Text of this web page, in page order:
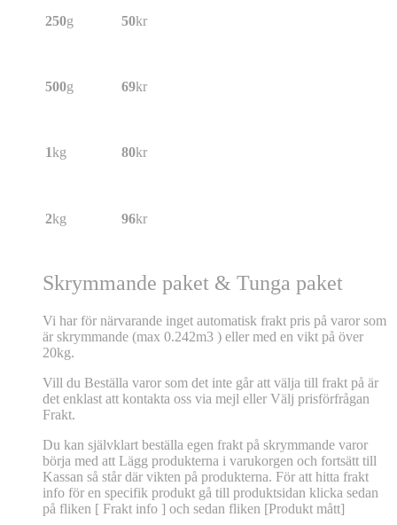
250g 50kr
500g 69kr
1kg 80kr
2kg 96kr
Skrymmande paket & Tunga paket
Vi har för närvarande inget automatisk frakt pris på varor som
är skrymmande (max 0.242m3 ) eller med en vikt på över
20kg.
Vill du Beställa varor som det inte går att välja till frakt på är
det enklast att kontakta oss via mejl eller Välj prisförfrågan
Frakt.
Du kan självklart beställa egen frakt på skrymmande varor
börja med att Lägg produkterna i varukorgen och fortsätt till
Kassan så står där vikten på produkterna. För att hitta frakt
info för en specifik produkt gå till produktsidan klicka sedan
på fliken [ Frakt info ] och sedan fliken [Produkt mått]